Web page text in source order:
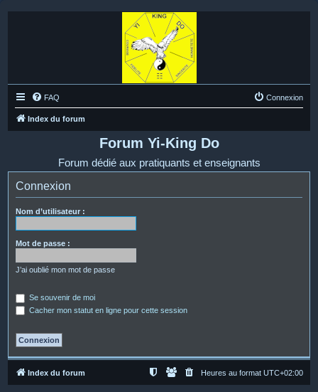
FAQ Connexion
Index du forum
Forum Yi-King Do
Forum dédié aux pratiquants et enseignants
Connexion
Nom d’utilisateur :
Mot de passe :
J’ai oublié mon mot de passe
Se souvenir de moi
Cacher mon statut en ligne pour cette session
Index du forum Heures au format UTC+02:00